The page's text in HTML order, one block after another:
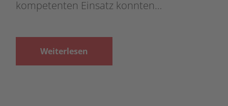
kompetenten Einsatz konnten…
Weiterlesen